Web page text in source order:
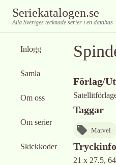
Seriekatalogen.se
Alla Sveriges tecknade serier i en databas
Inlogg
Samla
Om oss
Om serier
Skickkoder
Förlag/
Taggar
Marvel
Tryckinfo
21 x 27.5,